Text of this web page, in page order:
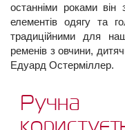
останніми роками він
елементів одягу та
традиційними для
ременів з овчини,
Едуард Остерміллер.
Ручна